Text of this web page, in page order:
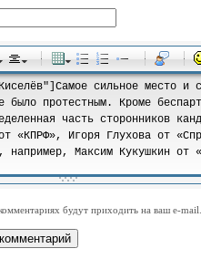
-
-
-
-
-
-
-
-
-
-
-
-
-
-
-
-
-
-
-
-
-
-
-
-
-
-
-
-
-
будут приходить на ваш e-mail.